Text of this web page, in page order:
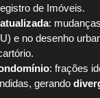
de Imóveis.
:
e no desenho
: frações
gerando